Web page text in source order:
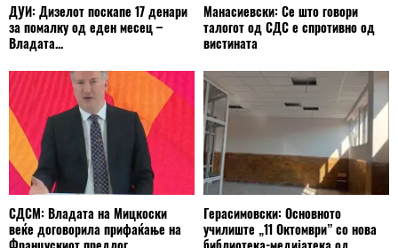
ДУИ: Дизелот поскапе 17 денари
за помалку од еден месец –
Владата...
Манасиевски: Се што говори
талогот од СДС е спротивно од
вистината
СДСМ: Владата на Мицкоски
веќе договорила прифаќање на
Герасимовски: Основното
училиште „11 Октомври” со нова